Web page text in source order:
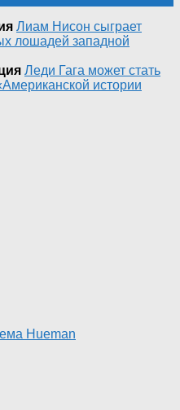
Лиам Нисон сыграет
лошадей западной
Леди Гага может стать
истории
Hueman